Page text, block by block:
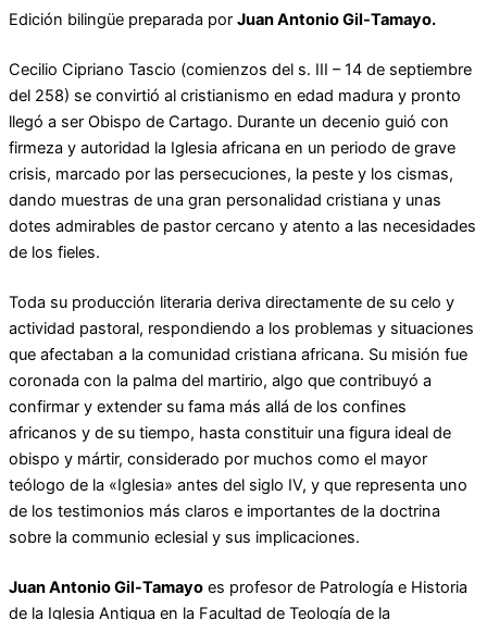
San
Cipriano
Cartago
I
cantidad
Edición bilingüe preparada por Juan Antonio Gil-Tamayo.
Cecilio Cipriano Tascio (comienzos del s. III – 14 de septiembre
del 258) se convirtió al cristianismo en edad madura y pronto
llegó a ser Obispo de Cartago. Durante un decenio guió con
firmeza y autoridad la Igle­sia africana en un periodo de grave
crisis, mar­cado por las persecuciones, la peste y los cismas,
dando muestras de una gran personalidad cris­tiana y unas
dotes admirables de pastor cercano y atento a las necesidades
de los fieles.
Toda su producción literaria deriva directamente de su celo y
actividad pastoral, respondiendo a los problemas y situaciones
que afectaban a la co­munidad cristiana africana. Su misión fue
co­ronada con la palma del martirio, algo que contribuyó a
confirmar y extender su fama más allá de los confines
africanos y de su tiempo, hasta constituir una figura ideal de
obispo y mártir, considerado por muchos como el mayor
teólogo de la «Iglesia» antes del siglo IV, y que representa uno
de los testimonios más claros e importantes de la doctrina
sobre la communio eclesial y sus implicaciones.
Juan Antonio Gil-Tamayo es profesor de Patrología e Historia
de la Iglesia Antigua en la Facultad de Teología de la